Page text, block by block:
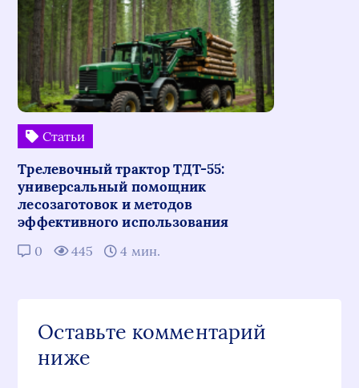
Статьи
Трелевочный трактор ТДТ-55:
универсальный помощник
лесозаготовок и методов
эффективного использования
0 445 4 мин.
Оставьте комментарий
ниже